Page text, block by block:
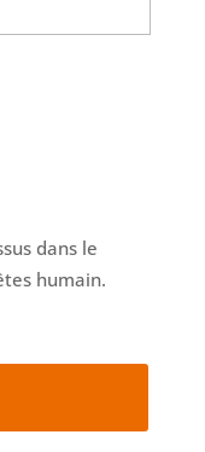
dans le
humain.